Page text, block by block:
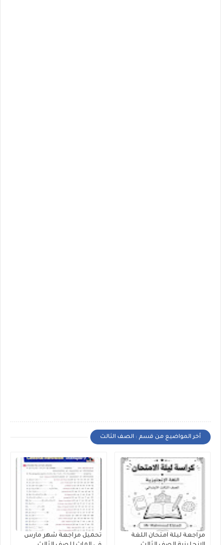
أخر المواضيع من قسم : الصف الثالث
مراجعة ليلة امتحان اللغة
تحميل مراجعة شهر مارس